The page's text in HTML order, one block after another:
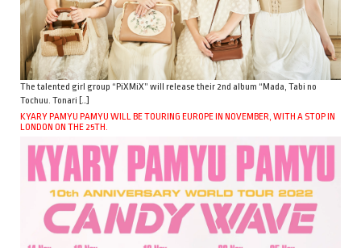
The talented girl group “PiXMiX” will release their 2nd album “Mada, Tabi no
Tochuu. Tonari […]
KYARY PAMYU PAMYU WILL BE TOURING EUROPE IN NOVEMBER, WITH A STOP IN
LONDON ON THE 25TH.